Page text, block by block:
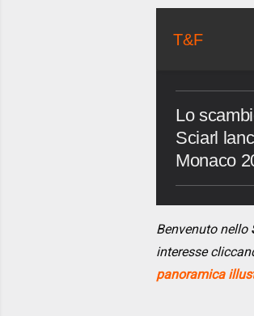
T&F
Lo
Sciarl
Monaco
Benvenuto nello
interesse
panoramica